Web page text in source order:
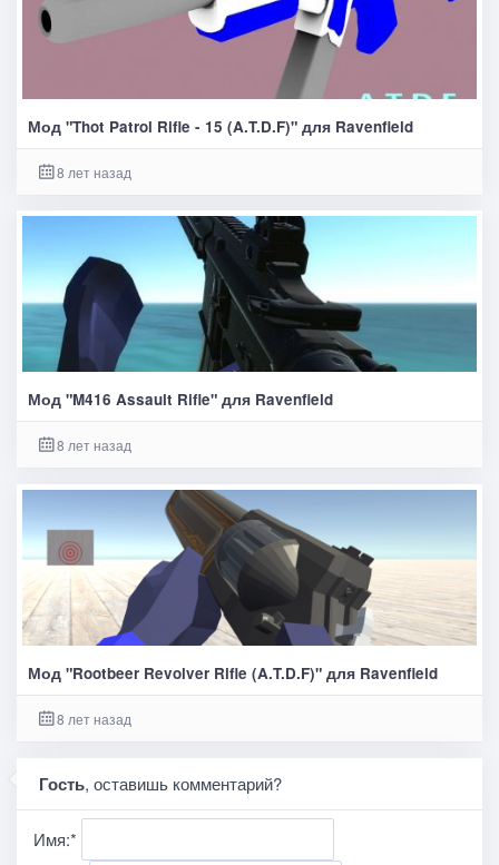
Мод "Thot Patrol Rifle - 15 (A.T.D.F)" для Ravenfield
8 лет назад
Мод "M416 Assault Rifle" для Ravenfield
8 лет назад
Мод "Rootbeer Revolver Rifle (A.T.D.F)" для Ravenfield
8 лет назад
Гость, оставишь комментарий?
Имя:*